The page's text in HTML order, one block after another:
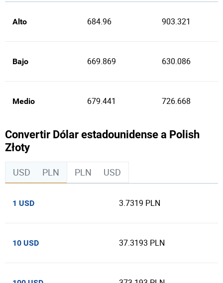
Alto 684.96 903.321
Bajo 669.869 630.086
Medio 679.441 726.668
Convertir Dólar estadounidense a Polish
Złoty
USD PLN PLN USD
1 USD 3.7319 PLN
10 USD 37.3193 PLN